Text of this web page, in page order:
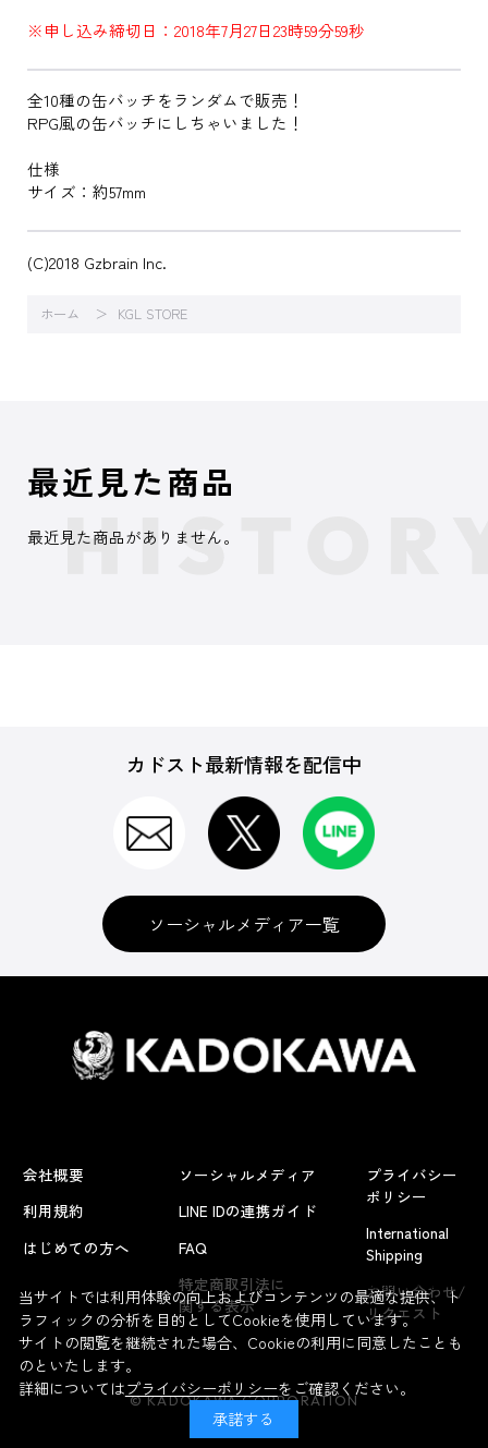
※申し込み締切日：2018年7月27日23時59分59秒
全10種の缶バッチをランダムで販売！
RPG風の缶バッチにしちゃいました！
仕様
サイズ：約57mm
(C)2018 Gzbrain Inc.
ホーム KGL STORE
よくあるお問い合わせ
最近見た商品
最近見た商品がありません。
カドスト最新情報を配信中
ソーシャルメディア一覧
会社概要
利用規約
はじめての方へ
ソーシャルメディア
LINE IDの連携ガイド
FAQ
特定商取引法に
関する表示
プライバシー
ポリシー
International
Shipping
お問い合わせ/
リクエスト
© KADOKAWA CORPORATION
当サイトでは利用体験の向上およびコンテンツの最適な提供、ト
ラフィックの分析を目的としてCookieを使用しています。
サイトの閲覧を継続された場合、Cookieの利用に同意したことも
のといたします。
詳細についてはプライバシーポリシーをご確認ください。
承諾する